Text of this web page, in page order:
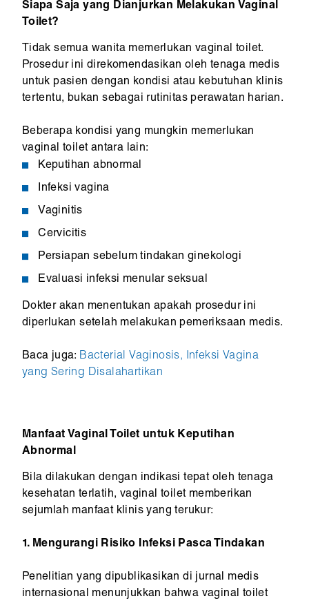
Siapa Saja yang Dianjurkan Melakukan Vaginal
Toilet?
Tidak semua wanita memerlukan vaginal toilet.
Prosedur ini direkomendasikan oleh tenaga medis
untuk pasien dengan kondisi atau kebutuhan klinis
tertentu, bukan sebagai rutinitas perawatan harian.
Beberapa kondisi yang mungkin memerlukan
vaginal toilet antara lain:
Keputihan abnormal
Infeksi vagina
Vaginitis
Cervicitis
Persiapan sebelum tindakan ginekologi
Evaluasi infeksi menular seksual
Dokter akan menentukan apakah prosedur ini
diperlukan setelah melakukan pemeriksaan medis.
Baca juga: Bacterial Vaginosis, Infeksi Vagina
yang Sering Disalahartikan
Manfaat Vaginal Toilet untuk Keputihan
Abnormal
Bila dilakukan dengan indikasi tepat oleh tenaga
kesehatan terlatih, vaginal toilet memberikan
sejumlah manfaat klinis yang terukur:
1. Mengurangi Risiko Infeksi Pasca Tindakan
Penelitian yang dipublikasikan di jurnal medis
internasional menunjukkan bahwa vaginal toilet